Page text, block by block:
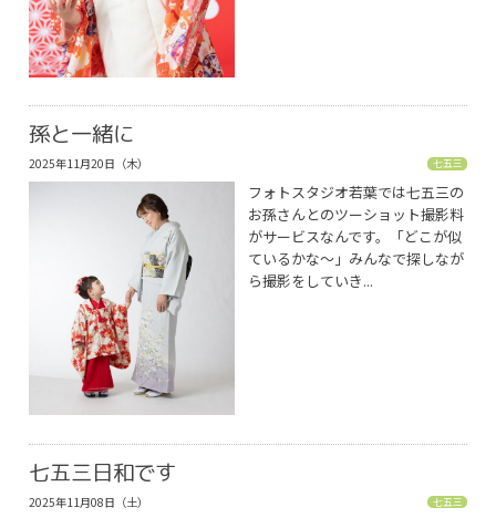
孫と一緒に
2025年11月20日（木） 七五三
フォトスタジオ若葉では七五三の
お孫さんとのツーショット撮影料
がサービスなんです。「どこが似
ているかな〜」みんなで探しなが
ら撮影をしていき...
七五三日和です
2025年11月08日（土） 七五三